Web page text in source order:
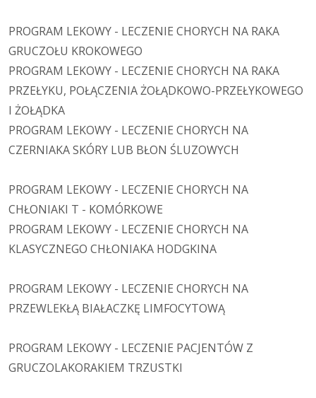
PROGRAM LEKOWY - LECZENIE CHORYCH NA RAKA
GRUCZOŁU KROKOWEGO
PROGRAM LEKOWY - LECZENIE CHORYCH NA RAKA
PRZEŁYKU, POŁĄCZENIA ŻOŁĄDKOWO-PRZEŁYKOWEGO
I ŻOŁĄDKA
PROGRAM LEKOWY - LECZENIE CHORYCH NA
CZERNIAKA SKÓRY LUB BŁON ŚLUZOWYCH
PROGRAM LEKOWY - LECZENIE CHORYCH NA
CHŁONIAKI T - KOMÓRKOWE
PROGRAM LEKOWY - LECZENIE CHORYCH NA
KLASYCZNEGO CHŁONIAKA HODGKINA
PROGRAM LEKOWY - LECZENIE CHORYCH NA
PRZEWLEKŁĄ BIAŁACZKĘ LIMFOCYTOWĄ
PROGRAM LEKOWY - LECZENIE PACJENTÓW Z
GRUCZOLAKORAKIEM TRZUSTKI